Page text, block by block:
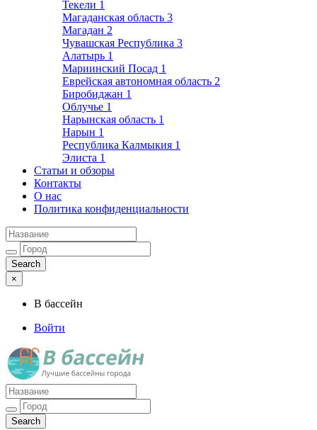
Текели 1
Магаданская область 3
Магадан 2
Чувашская Республика 3
Алатырь 1
Мариинский Посад 1
Еврейская автономная область 2
Биробиджан 1
Облучье 1
Нарынская область 1
Нарын 1
Республика Калмыкия 1
Элиста 1
Статьи и обзоры
Контакты
О нас
Политика конфиденциальности
×
В бассейн
Войти
Лучшие бассейны города